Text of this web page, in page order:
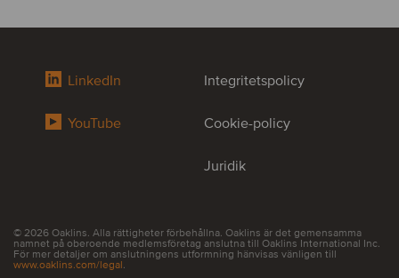
LinkedIn
YouTube
Integritetspolicy
Cookie-policy
Juridik
© 2026 Oaklins. Alla rättigheter förbehållna. Oaklins är det gemensamma
namnet på oberoende medlemsföretag anslutna till Oaklins International Inc.
För mer detaljer om anslutningens utformning hänvisas vänligen till
www.oaklins.com/legal.